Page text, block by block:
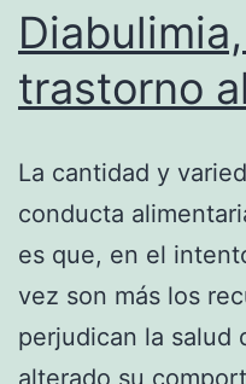
tiene
de
trastorno
La cantidad y
conducta
es que, en el
vez son más los
perjudican la salud
alterado su